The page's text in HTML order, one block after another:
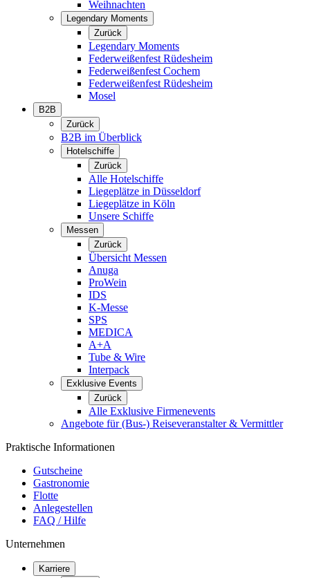
Weihnachten
Legendary Moments
Zurück
Legendary Moments
Federweißenfest Rüdesheim
Federweißenfest Cochem
Federweißenfest Rüdesheim
Mosel
B2B
Zurück
B2B im Überblick
Hotelschiffe
Zurück
Alle Hotelschiffe
Liegeplätze in Düsseldorf
Liegeplätze in Köln
Unsere Schiffe
Messen
Zurück
Übersicht Messen
Anuga
ProWein
IDS
K-Messe
SPS
MEDICA
A+A
Tube & Wire
Interpack
Exklusive Events
Zurück
Alle Exklusive Firmenevents
Angebote für (Bus-) Reiseveranstalter & Vermittler
Praktische Informationen
Gutscheine
Gastronomie
Flotte
Anlegestellen
FAQ / Hilfe
Unternehmen
Karriere